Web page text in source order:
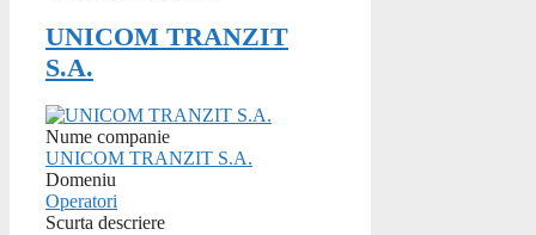
UNICOM TRANZIT
S.A.
Nume companie
UNICOM TRANZIT S.A.
Domeniu
Operatori
Scurta descriere